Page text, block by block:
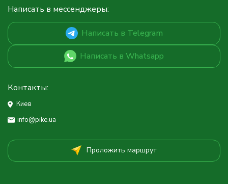
Написать в мессенджеры:
Написать в Telegram
Написать в Whatsapp
Контакты:
Киев
info@pike.ua
Проложить маршрут